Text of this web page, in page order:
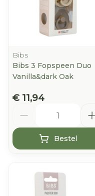
Bibs
Bibs 3 Fopspeen Duo
Vanilla&dark Oak
€ 11,94
Bestel